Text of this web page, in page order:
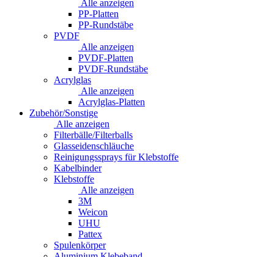
Alle anzeigen
PP-Platten
PP-Rundstäbe
PVDF
Alle anzeigen
PVDF-Platten
PVDF-Rundstäbe
Acrylglas
Alle anzeigen
Acrylglas-Platten
Zubehör/Sonstige
Alle anzeigen
Filterbälle/Filterballs
Glasseidenschläuche
Reinigungssprays für Klebstoffe
Kabelbinder
Klebstoffe
Alle anzeigen
3M
Weicon
UHU
Pattex
Spulenkörper